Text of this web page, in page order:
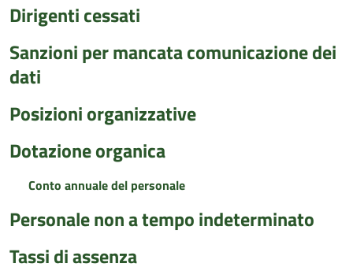
Dirigenti cessati
Sanzioni per mancata comunicazione dei
dati
Posizioni organizzative
Dotazione organica
Conto annuale del personale
Personale non a tempo indeterminato
Tassi di assenza